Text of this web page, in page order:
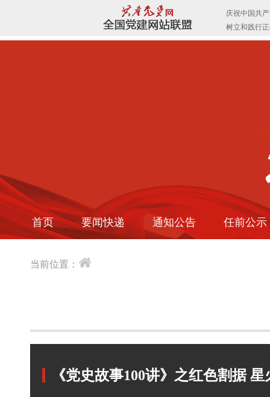
首页 要闻快递 通知公告 任前公示
当前位置：
《党史故事100讲》之红色割据 星